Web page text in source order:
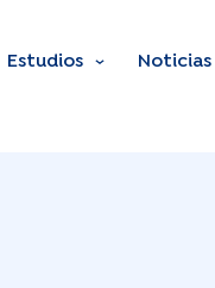
Estudios Noticias